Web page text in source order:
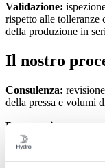
Validazione:
rispetto alle tolleranze
della produzione in
Il nostro
Consulenza:
della pressa e volumi
Progettazione:
piano di stampa e
Simulazione: